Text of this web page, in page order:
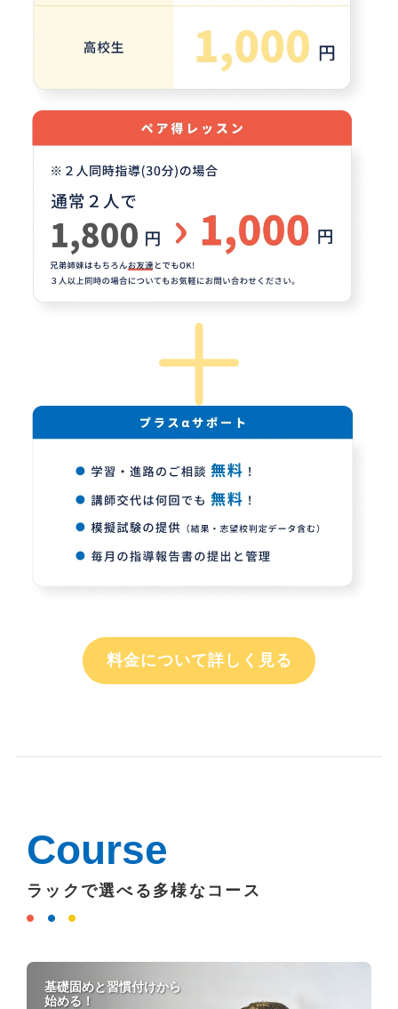
料金について詳しく見る
Course
ラックで選べる多様なコース
基礎固めと習慣付けから
始める！